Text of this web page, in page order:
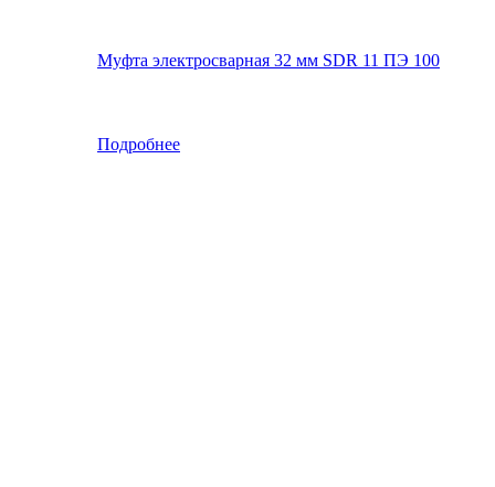
Муфта электросварная 32 мм SDR 11 ПЭ 100
Подробнее